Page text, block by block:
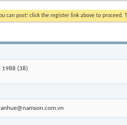
can post: click the register link above to
1988 (38)